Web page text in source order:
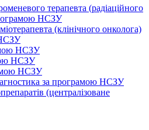
терапевта (радіаційного
НСЗУ
(клінічного онколога)
НСЗУ
НСЗУ
НСЗУ
за програмою НСЗУ
(централізоване